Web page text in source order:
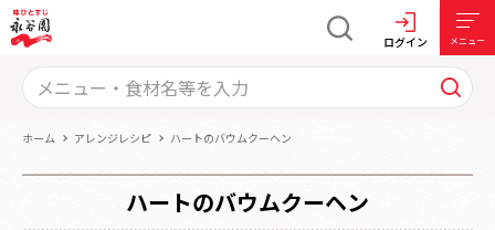
ログイン メニュー
ホーム アレンジレシピ ハートのバウムクーヘン
ハートのバウムクーヘン